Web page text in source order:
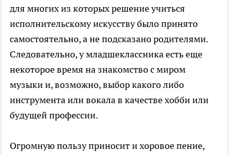
для многих из которых решение учиться
исполнительскому искусству было принято
самостоятельно, а не подсказано родителями.
Следовательно, у младшеклассника есть еще
некоторое время на знакомство с миром
музыки и, возможно, выбор какого либо
инструмента или вокала в качестве хобби или
будущей профессии.
Огромную пользу приносит и хоровое пение,